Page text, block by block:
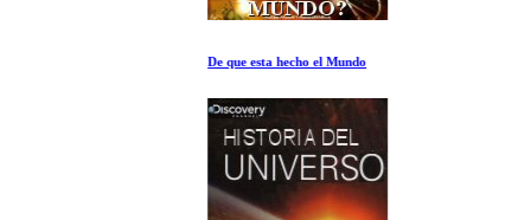
De que esta hecho el Mundo